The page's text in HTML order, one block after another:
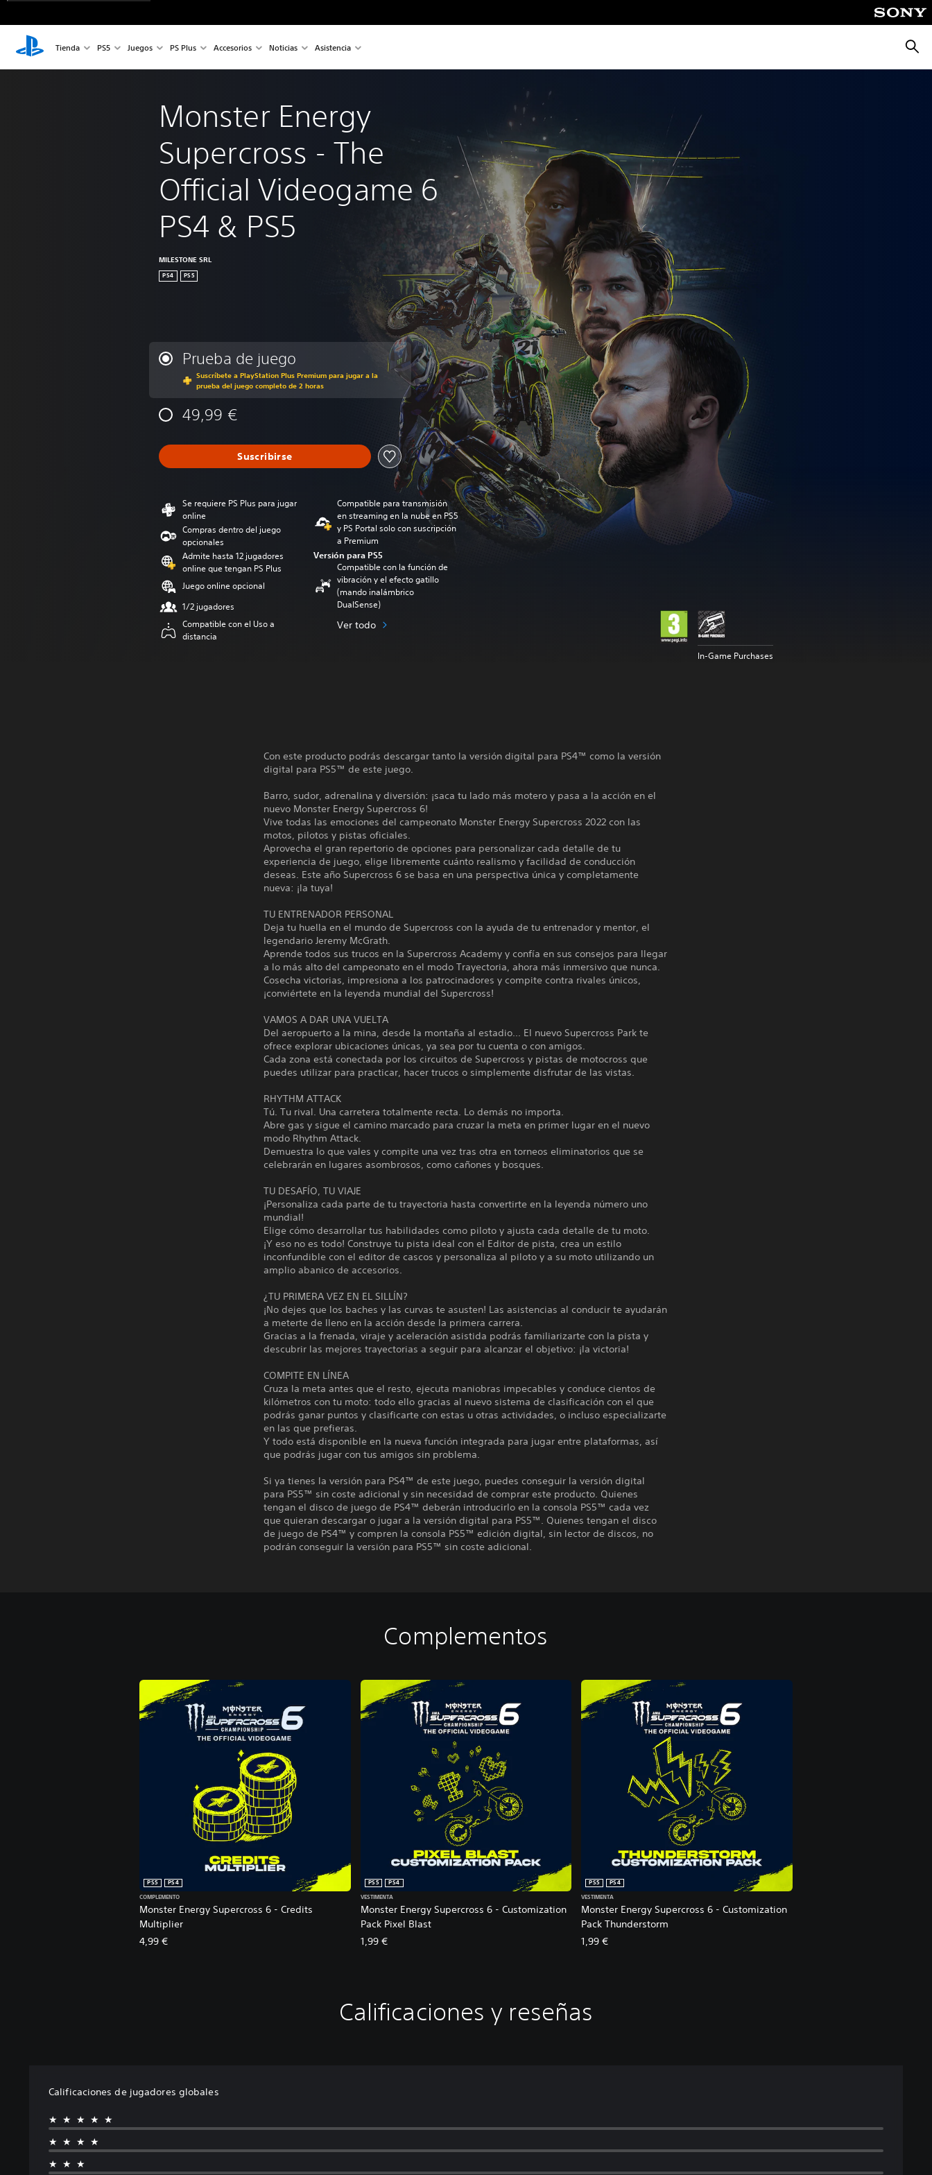
Tienda PS5 Juegos PS Plus Accesorios Noticias Asistencia
Monster Energy
Supercross - The
Official Videogame 6
PS4 & PS5
MILESTONE SRL
PS4 PS5
Prueba de juego
Suscríbete a PlayStation Plus Premium para jugar a la
prueba del juego completo de 2 horas
49,99 €
Suscribirse
Se requiere PS Plus para jugar
online
Compras dentro del juego
opcionales
Admite hasta 12 jugadores
online que tengan PS Plus
Juego online opcional
1/2 jugadores
Compatible con el Uso a
distancia
Compatible para transmisión
en streaming en la nube en PS5
y PS Portal solo con suscripción
a Premium
Versión para PS5
Compatible con la función de
vibración y el efecto gatillo
(mando inalámbrico
DualSense)
Ver todo
In-Game Purchases
Con este producto podrás descargar tanto la versión digital para PS4™ como la versión
digital para PS5™ de este juego.
Barro, sudor, adrenalina y diversión: ¡saca tu lado más motero y pasa a la acción en el
nuevo Monster Energy Supercross 6!
Vive todas las emociones del campeonato Monster Energy Supercross 2022 con las
motos, pilotos y pistas oficiales.
Aprovecha el gran repertorio de opciones para personalizar cada detalle de tu
experiencia de juego, elige libremente cuánto realismo y facilidad de conducción
deseas. Este año Supercross 6 se basa en una perspectiva única y completamente
nueva: ¡la tuya!
TU ENTRENADOR PERSONAL
Deja tu huella en el mundo de Supercross con la ayuda de tu entrenador y mentor, el
legendario Jeremy McGrath.
Aprende todos sus trucos en la Supercross Academy y confía en sus consejos para llegar
a lo más alto del campeonato en el modo Trayectoria, ahora más inmersivo que nunca.
Cosecha victorias, impresiona a los patrocinadores y compite contra rivales únicos,
¡conviértete en la leyenda mundial del Supercross!
VAMOS A DAR UNA VUELTA
Del aeropuerto a la mina, desde la montaña al estadio... El nuevo Supercross Park te
ofrece explorar ubicaciones únicas, ya sea por tu cuenta o con amigos.
Cada zona está conectada por los circuitos de Supercross y pistas de motocross que
puedes utilizar para practicar, hacer trucos o simplemente disfrutar de las vistas.
RHYTHM ATTACK
Tú. Tu rival. Una carretera totalmente recta. Lo demás no importa.
Abre gas y sigue el camino marcado para cruzar la meta en primer lugar en el nuevo
modo Rhythm Attack.
Demuestra lo que vales y compite una vez tras otra en torneos eliminatorios que se
celebrarán en lugares asombrosos, como cañones y bosques.
TU DESAFÍO, TU VIAJE
¡Personaliza cada parte de tu trayectoria hasta convertirte en la leyenda número uno
mundial!
Elige cómo desarrollar tus habilidades como piloto y ajusta cada detalle de tu moto.
¡Y eso no es todo! Construye tu pista ideal con el Editor de pista, crea un estilo
inconfundible con el editor de cascos y personaliza al piloto y a su moto utilizando un
amplio abanico de accesorios.
¿TU PRIMERA VEZ EN EL SILLÍN?
¡No dejes que los baches y las curvas te asusten! Las asistencias al conducir te ayudarán
a meterte de lleno en la acción desde la primera carrera.
Gracias a la frenada, viraje y aceleración asistida podrás familiarizarte con la pista y
descubrir las mejores trayectorias a seguir para alcanzar el objetivo: ¡la victoria!
COMPITE EN LÍNEA
Cruza la meta antes que el resto, ejecuta maniobras impecables y conduce cientos de
kilómetros con tu moto: todo ello gracias al nuevo sistema de clasificación con el que
podrás ganar puntos y clasificarte con estas u otras actividades, o incluso especializarte
en las que prefieras.
Y todo está disponible en la nueva función integrada para jugar entre plataformas, así
que podrás jugar con tus amigos sin problema.
Si ya tienes la versión para PS4™ de este juego, puedes conseguir la versión digital
para PS5™ sin coste adicional y sin necesidad de comprar este producto. Quienes
tengan el disco de juego de PS4™ deberán introducirlo en la consola PS5™ cada vez
que quieran descargar o jugar a la versión digital para PS5™. Quienes tengan el disco
de juego de PS4™ y compren la consola PS5™ edición digital, sin lector de discos, no
podrán conseguir la versión para PS5™ sin coste adicional.
Complementos
Monster Energy Supercross 6 - Credits
Multiplier
PS5
PS4
COMPLEMENTO
4,99 €
Monster Energy Supercross 6 - Customization
Pack Pixel Blast
PS5
PS4
VESTIMENTA
1,99 €
Monster Energy Supercross 6 - Customization
Pack Thunderstorm
PS5
PS4
VESTIMENTA
1,99 €
Calificaciones y reseñas
Calificaciones de jugadores globales
★★★★★
★★★★
★★★